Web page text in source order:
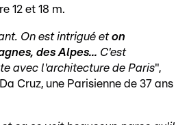
12 et 18 m.
On est intrigué eton
des Alpes... C'est
avec l'architecture de Paris",
Cruz, une Parisienne de 37 ans